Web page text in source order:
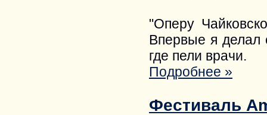
"Оперу
Впервые я делал
где пели врачи.
Подробнее »
Фестиваль